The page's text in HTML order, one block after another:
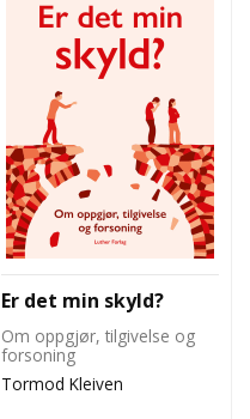
Er det min skyld?
Om oppgjør, tilgivelse og
forsoning
Tormod Kleiven